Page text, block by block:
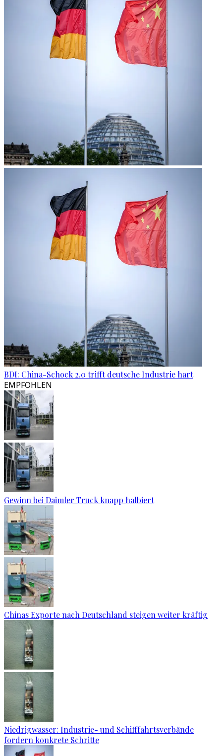
BDI: China-Schock 2.0 trifft deutsche Industrie hart
EMPFOHLEN
Gewinn bei Daimler Truck knapp halbiert
Chinas Exporte nach Deutschland steigen weiter kräftig
Niedrigwasser: Industrie- und Schifffahrtsverbände
fordern konkrete Schritte